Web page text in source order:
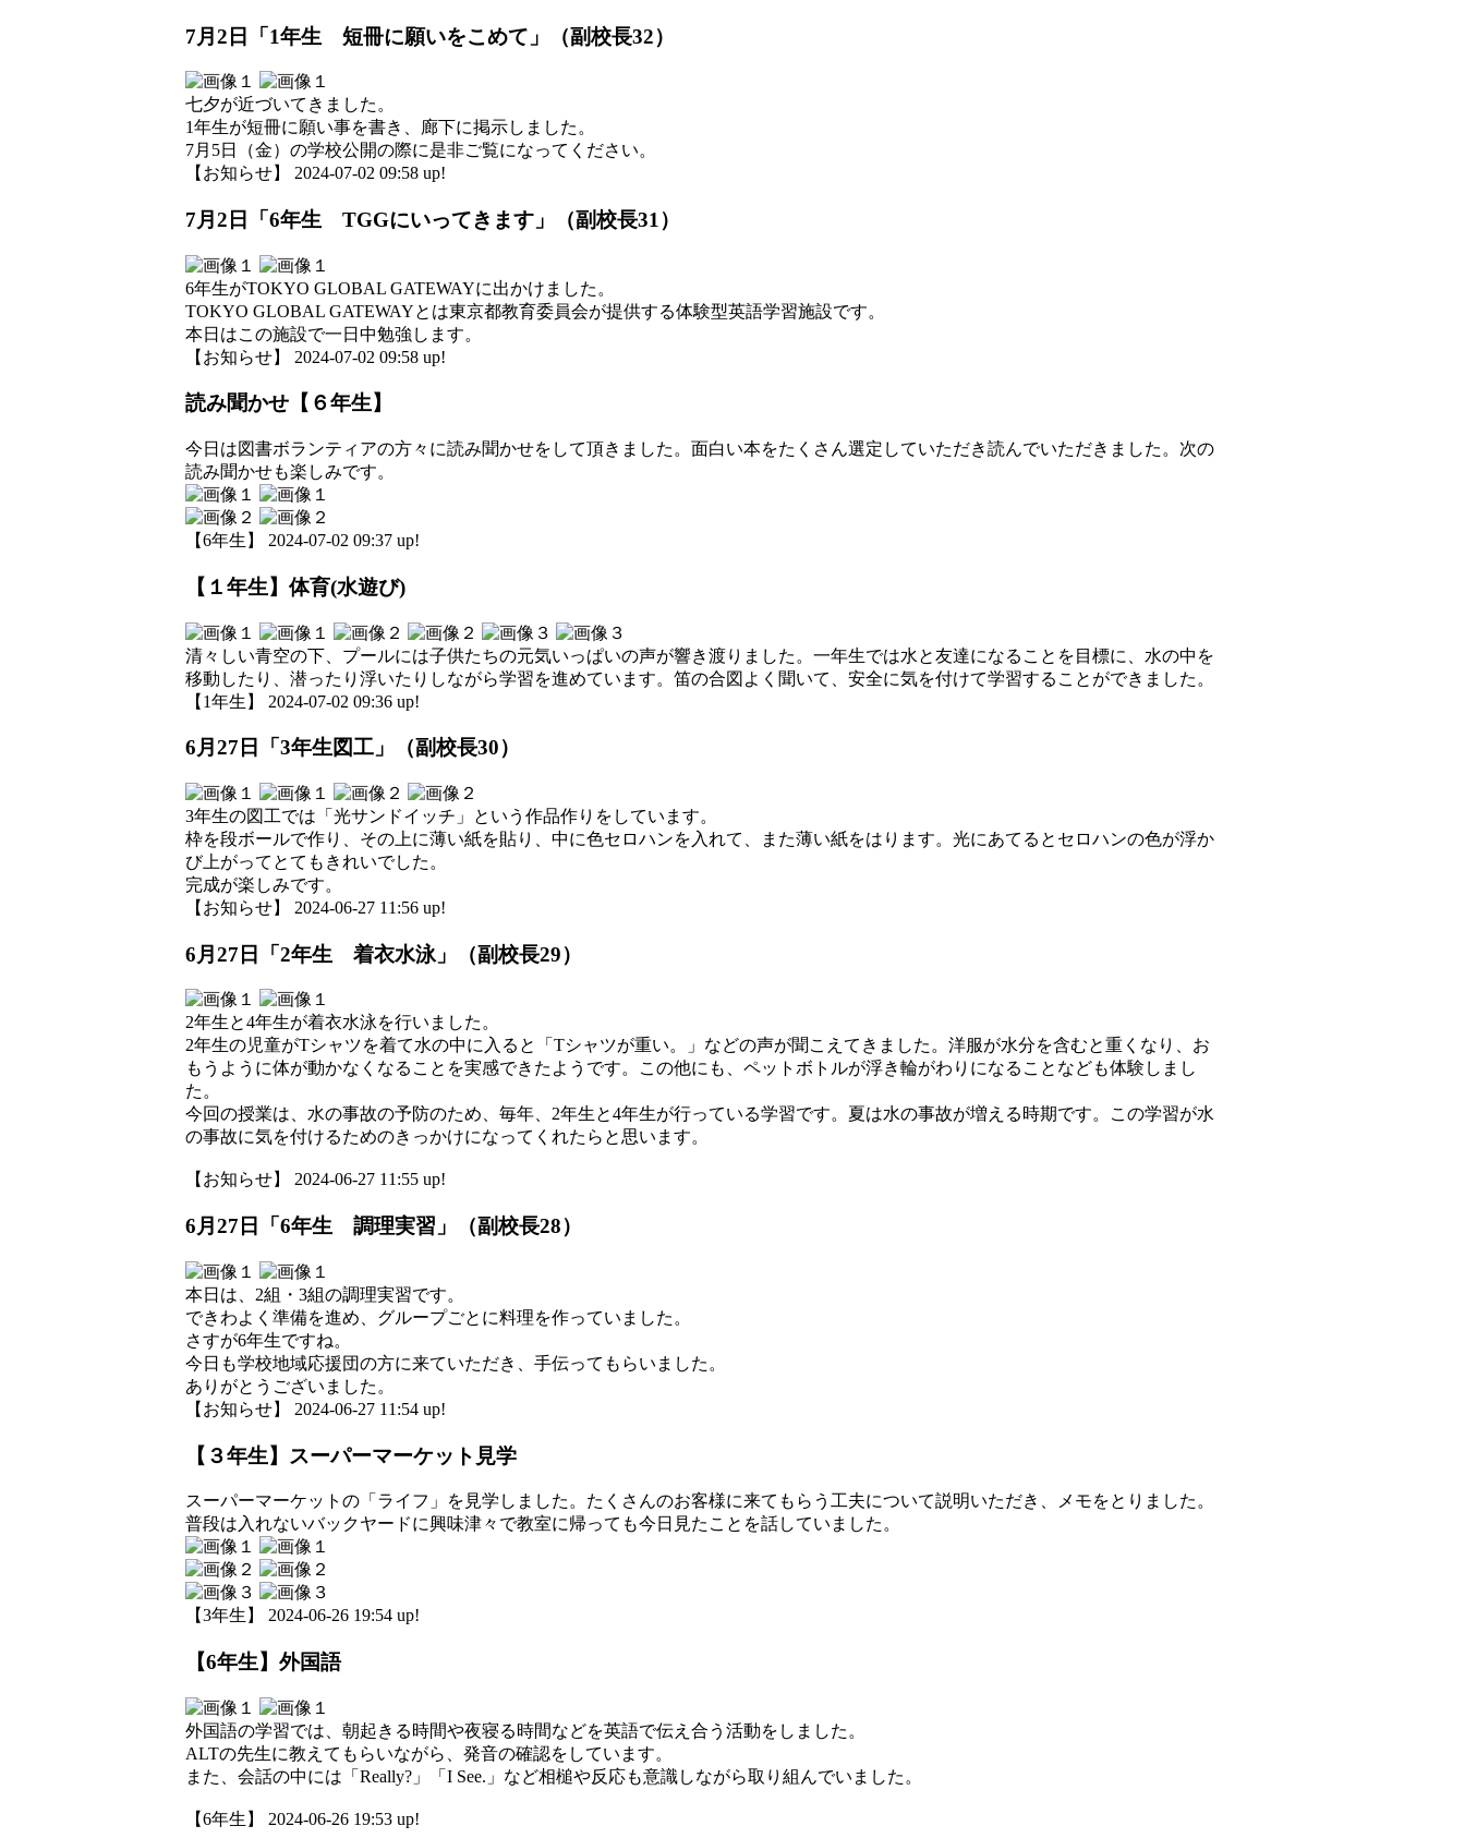
7月2日「1年生 短冊に願いをこめて」（副校長32）
七夕が近づいてきました。
1年生が短冊に願い事を書き、廊下に掲示しました。
7月5日（金）の学校公開の際に是非ご覧になってください。
【お知らせ】 2024-07-02 09:58 up!
7月2日「6年生 TGGにいってきます」（副校長31）
6年生がTOKYO GLOBAL GATEWAYに出かけました。
TOKYO GLOBAL GATEWAYとは東京都教育委員会が提供する体験型英語学習施設です。
本日はこの施設で一日中勉強します。
【お知らせ】 2024-07-02 09:58 up!
読み聞かせ【６年生】
今日は図書ボランティアの方々に読み聞かせをして頂きました。面白い本をたくさん選定していただき読んでいただきました。次の
読み聞かせも楽しみです。
【6年生】 2024-07-02 09:37 up!
【１年生】体育(水遊び)
清々しい青空の下、プールには子供たちの元気いっぱいの声が響き渡りました。一年生では水と友達になることを目標に、水の中を
移動したり、潜ったり浮いたりしながら学習を進めています。笛の合図よく聞いて、安全に気を付けて学習することができました。
【1年生】 2024-07-02 09:36 up!
6月27日「3年生図工」（副校長30）
3年生の図工では「光サンドイッチ」という作品作りをしています。
枠を段ボールで作り、その上に薄い紙を貼り、中に色セロハンを入れて、また薄い紙をはります。光にあてるとセロハンの色が浮か
び上がってとてもきれいでした。
完成が楽しみです。
【お知らせ】 2024-06-27 11:56 up!
6月27日「2年生 着衣水泳」（副校長29）
2年生と4年生が着衣水泳を行いました。
2年生の児童がTシャツを着て水の中に入ると「Tシャツが重い。」などの声が聞こえてきました。洋服が水分を含むと重くなり、お
もうように体が動かなくなることを実感できたようです。この他にも、ペットボトルが浮き輪がわりになることなども体験しまし
た。
今回の授業は、水の事故の予防のため、毎年、2年生と4年生が行っている学習です。夏は水の事故が増える時期です。この学習が水
の事故に気を付けるためのきっかけになってくれたらと思います。
【お知らせ】 2024-06-27 11:55 up!
6月27日「6年生 調理実習」（副校長28）
本日は、2組・3組の調理実習です。
できわよく準備を進め、グループごとに料理を作っていました。
さすが6年生ですね。
今日も学校地域応援団の方に来ていただき、手伝ってもらいました。
ありがとうございました。
【お知らせ】 2024-06-27 11:54 up!
【３年生】スーパーマーケット見学
スーパーマーケットの「ライフ」を見学しました。たくさんのお客様に来てもらう工夫について説明いただき、メモをとりました。
普段は入れないバックヤードに興味津々で教室に帰っても今日見たことを話していました。
【3年生】 2024-06-26 19:54 up!
【6年生】外国語
外国語の学習では、朝起きる時間や夜寝る時間などを英語で伝え合う活動をしました。
ALTの先生に教えてもらいながら、発音の確認をしています。
また、会話の中には「Really?」「I See.」など相槌や反応も意識しながら取り組んでいました。
【6年生】 2024-06-26 19:53 up!